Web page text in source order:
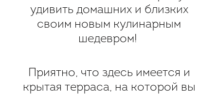
удивить домашних и близких
своим новым кулинарным
шедевром!
Приятно, что здесь имеется и
крытая терраса, на которой вы